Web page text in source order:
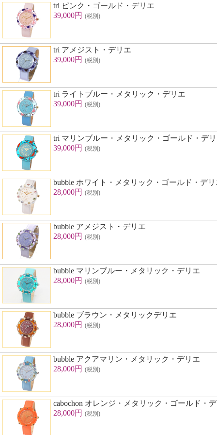
tri ピンク・ゴールド・デリエ
39,000円 (税別)
tri アメジスト・デリエ
39,000円 (税別)
tri ライトブルー・メタリック・デリエ
39,000円 (税別)
tri マリンブルー・メタリック・ゴールド・デ
39,000円 (税別)
bubble ホワイト・メタリック・ゴールド・デ
28,000円 (税別)
bubble アメジスト・デリエ
28,000円 (税別)
bubble マリンブルー・メタリック・デリエ
28,000円 (税別)
bubble ブラウン・メタリックデリエ
28,000円 (税別)
bubble アクアマリン・メタリック・デリエ
28,000円 (税別)
cabochon オレンジ・メタリック・ゴールド・
28,000円 (税別)